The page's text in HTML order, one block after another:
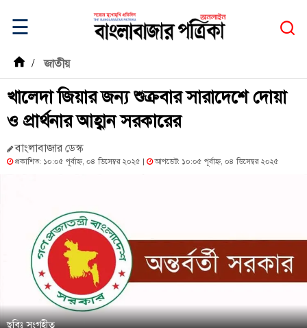
☰
/ জাতীয়
খালেদা জিয়ার জন্য শুক্রবার সারাদেশে দোয়া
ও প্রার্থনার আহ্বান সরকারের
বাংলাবাজার ডেস্ক
প্রকাশিত: ১০:০৫ পূর্বাহ্ন, ০৪ ডিসেম্বর ২০২৫ | আপডেট: ১০:০৫ পূর্বাহ্ন, ০৪ ডিসেম্বর ২০২৫
ছবিঃ সংগৃহীত